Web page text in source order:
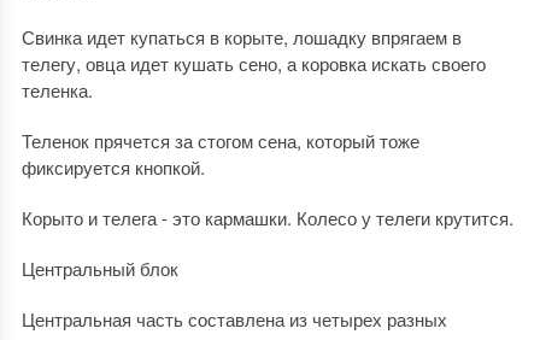
Свинка идет купаться в корыте, лошадку впрягаем в
телегу, овца идет кушать сено, а коровка искать своего
теленка.
Теленок прячется за стогом сена, который тоже
фиксируется кнопкой.
Корыто и телега - это кармашки. Колесо у телеги крутится.
Центральный блок
Центральная часть составлена из четырех разных